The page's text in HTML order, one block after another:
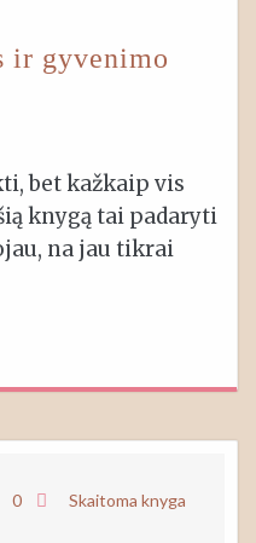
ir gyvenimo
bet kažkaip vis
knygą tai padaryti
na jau tikrai
0 Skaitoma knyga